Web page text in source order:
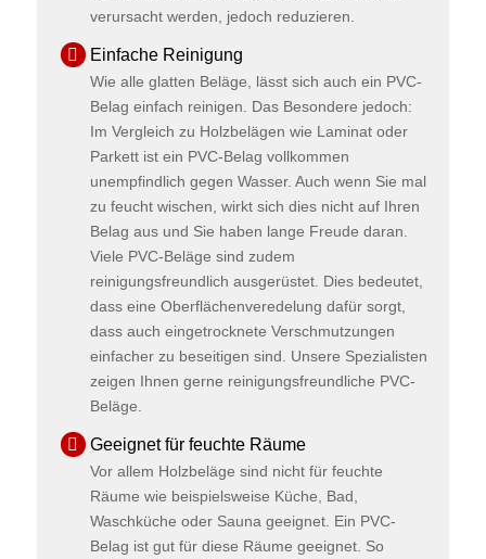
verursacht werden, jedoch reduzieren.
Einfache Reinigung
Wie alle glatten Beläge, lässt sich auch ein PVC-
Belag einfach reinigen. Das Besondere jedoch:
Im Vergleich zu Holzbelägen wie Laminat oder
Parkett ist ein PVC-Belag vollkommen
unempfindlich gegen Wasser. Auch wenn Sie mal
zu feucht wischen, wirkt sich dies nicht auf Ihren
Belag aus und Sie haben lange Freude daran.
Viele PVC-Beläge sind zudem
reinigungsfreundlich ausgerüstet. Dies bedeutet,
dass eine Oberflächenveredelung dafür sorgt,
dass auch eingetrocknete Verschmutzungen
einfacher zu beseitigen sind. Unsere Spezialisten
zeigen Ihnen gerne reinigungsfreundliche PVC-
Beläge.
Geeignet für feuchte Räume
Vor allem Holzbeläge sind nicht für feuchte
Räume wie beispielsweise Küche, Bad,
Waschküche oder Sauna geeignet. Ein PVC-
Belag ist gut für diese Räume geeignet. So